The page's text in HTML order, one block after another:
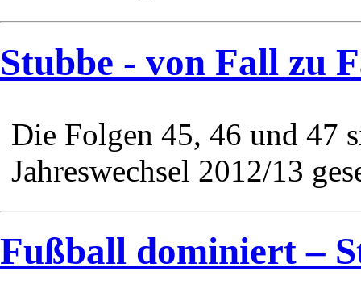
Stubbe - von Fall zu
Die Folgen 45, 46 und 47
Jahreswechsel 2012/13
Fußball dominiert –